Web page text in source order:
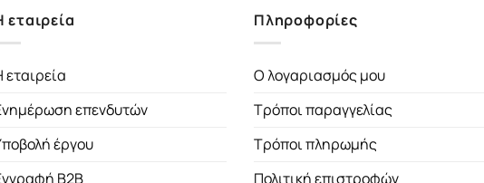
εταιρεία
εταιρεία
επενδυτών
έργου
B2B
Πληροφορίες
Ο λογαριασμός μου
Τρόποι παραγγελίας
Τρόποι πληρωμής
Πολιτική επιστροφών